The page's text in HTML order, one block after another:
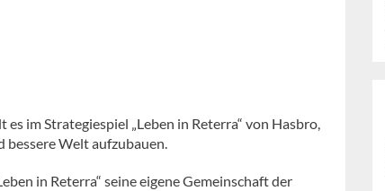
im Strategiespiel „Leben in Reterra“ von Hasbro,
bessere Welt aufzubauen.
in Reterra“ seine eigene Gemeinschaft der